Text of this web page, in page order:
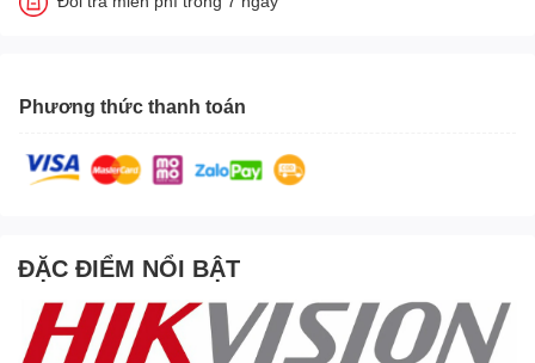
Phương thức thanh toán
ĐẶC ĐIỂM NỔI BẬT